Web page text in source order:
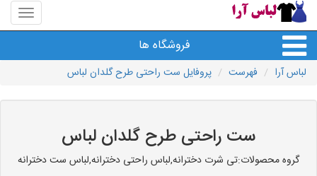
منوی
سایت
آرا
فروشگاه ها
لباس آرا فهرست پروفایل ست راحتی طرح گلدان لباس
ست راحتی طرح گلدان لباس
گروه محصولات:تی شرت دخترانه,لباس راحتی دخترانه,لباس ست دخترانه